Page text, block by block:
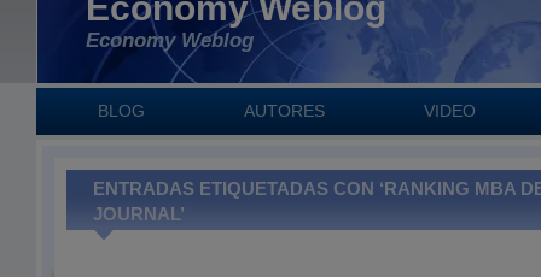
Economy Weblog
BLOG AUTORES VIDEO
ENTRADAS ETIQUETADAS CON ‘RANKING MBA
JOURNAL’